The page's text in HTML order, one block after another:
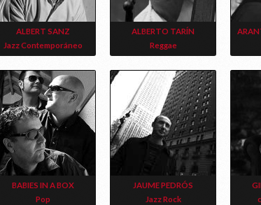
ALBERT SANZ
Jazz Contemporáneo
ALBERTO TARÍN
Reggae
BABIES IN A BOX
Pop
JAUME PEDRÓS
Jazz Rock